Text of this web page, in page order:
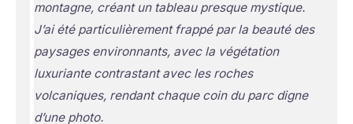
montagne, créant un tableau presque mystique.
J’ai été particulièrement frappé par la beauté des
paysages environnants, avec la végétation
luxuriante contrastant avec les roches
volcaniques, rendant chaque coin du parc digne
d’une photo.